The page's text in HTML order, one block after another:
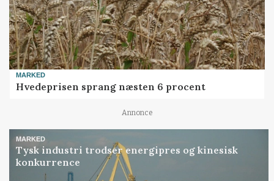
MARKED
Hvedeprisen sprang næsten 6 procent
Annonce
MARKED
Tysk industri trodser energipres og kinesisk
konkurrence